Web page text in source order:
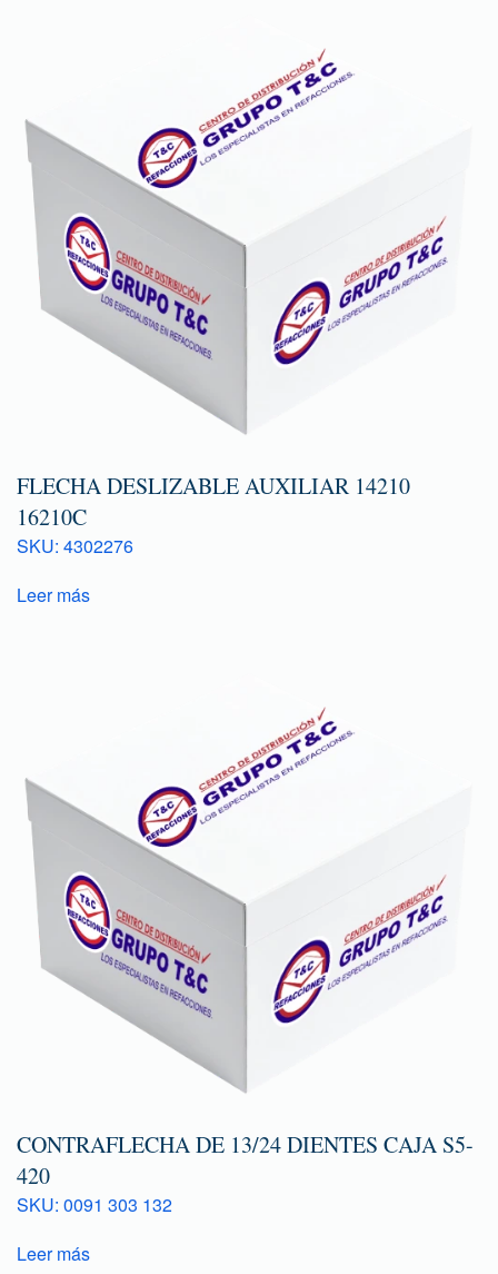
FLECHA DESLIZABLE AUXILIAR 14210
16210C
SKU: 4302276
Leer más
CONTRAFLECHA DE 13/24 DIENTES CAJA S5-
420
SKU: 0091 303 132
Leer más